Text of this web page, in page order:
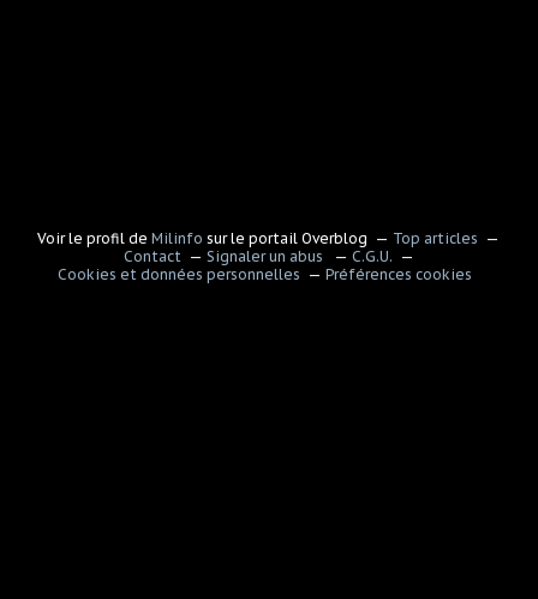
Voir le profil deMilinfo sur le portail Overblog
Top articles
Contact
Signaler un abus
C.G.U.
Cookies et données personnelles
Préférences cookies